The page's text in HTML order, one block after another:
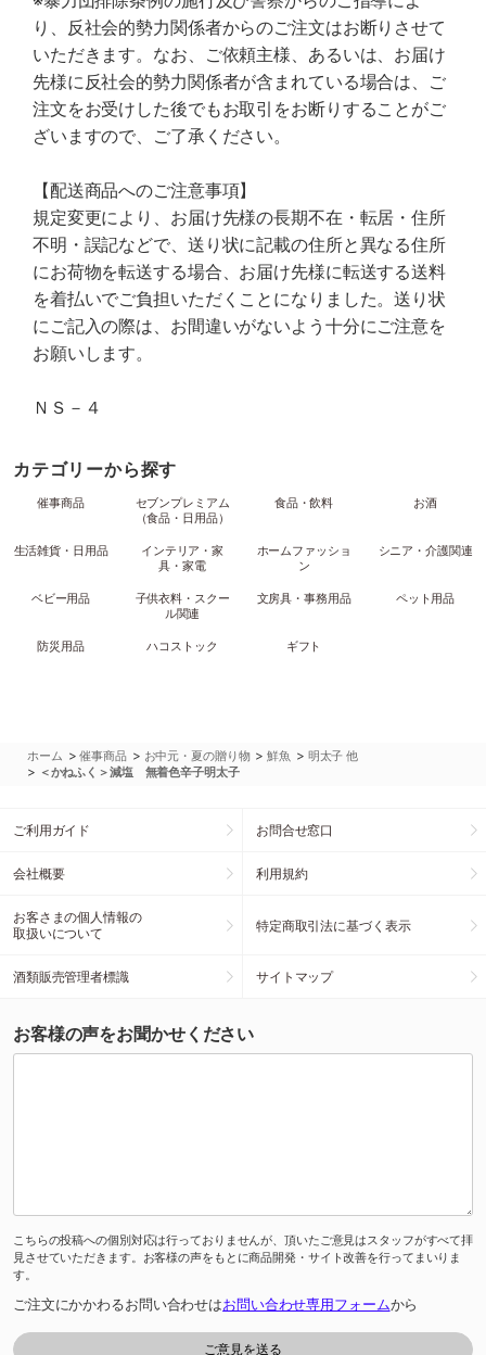
り、反社会的勢力関係者からのご注文はお断りさせて
いただきます。なお、ご依頼主様、あるいは、お届け
先様に反社会的勢力関係者が含まれている場合は、ご
注文をお受けした後でもお取引をお断りすることがご
ざいますので、ご了承ください。
【配送商品へのご注意事項】
規定変更により、お届け先様の長期不在・転居・住所
不明・誤記などで、送り状に記載の住所と異なる住所
にお荷物を転送する場合、お届け先様に転送する送料
を着払いでご負担いただくことになりました。送り状
にご記入の際は、お間違いがないよう十分にご注意を
お願いします。
ＮＳ－４
カテゴリーから探す
催事商品
セブンプレミアム
（食品・日用品）
食品・飲料 お酒
生活雑貨・日用品
インテリア・家
具・家電
ホームファッショ
ン
シニア・介護関連
ベビー用品
子供衣料・スクー
ル関連
文房具・事務用品 ペット用品
防災用品 ハコストック ギフト
ホーム >催事商品 > お中元・夏の贈り物 >鮮魚 > 明太子 他
> ＜かねふく＞減塩 無着色辛子明太子
ご利用ガイド お問合せ窓口
会社概要 利用規約
お客さまの個人情報の
取扱いについて
特定商取引法に基づく表示
酒類販売管理者標識 サイトマップ
お客様の声をお聞かせください
こちらの投稿への個別対応は行っておりませんが、頂いたご意見はスタッフがすべて拝
見させていただきます。お客様の声をもとに商品開発・サイト改善を行ってまいりま
す。
ご注文にかかわるお問い合わせはお問い合わせ専用フォームから